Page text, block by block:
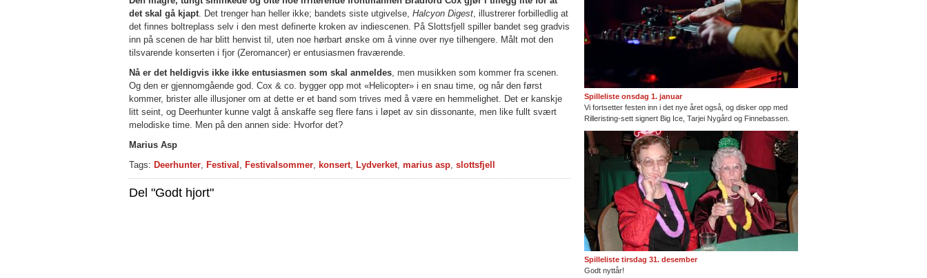
det skal gå kjapt. Det trenger han heller ikke; bandets siste utgivelse, Halcyon Digest, illustrerer forbilledlig at
det finnes boltreplass selv i den mest definerte kroken av indiescenen. På Slottsfjell spiller bandet seg gradvis
inn på scenen de har blitt henvist til, uten noe hørbart ønske om å vinne over nye tilhengere. Målt mot den
tilsvarende konserten i fjor (Zeromancer) er entusiasmen fraværende.
Nå er det heldigvis ikke ikke entusiasmen som skal anmeldes, men musikken som kommer fra scenen.
Og den er gjennomgående god. Cox & co. bygger opp mot «Helicopter» i en snau time, og når den først
kommer, brister alle illusjoner om at dette er et band som trives med å være en hemmelighet. Det er kanskje
litt seint, og Deerhunter kunne valgt å anskaffe seg flere fans i løpet av sin dissonante, men like fullt svært
melodiske time. Men på den annen side: Hvorfor det?
Marius Asp
Tags: Deerhunter, Festival , Festivalsommer, konsert, Lydverket, marius asp, slottsfjell
Del "Godt hjort"
Spilleliste onsdag 1. januar
Vi fortsetter festen inn i det nye året også, og disker opp med
Rilleristing-sett signert Big Ice, Tarjei Nygård og Finnebassen.
Spilleliste tirsdag 31. desember
Godt nyttår!